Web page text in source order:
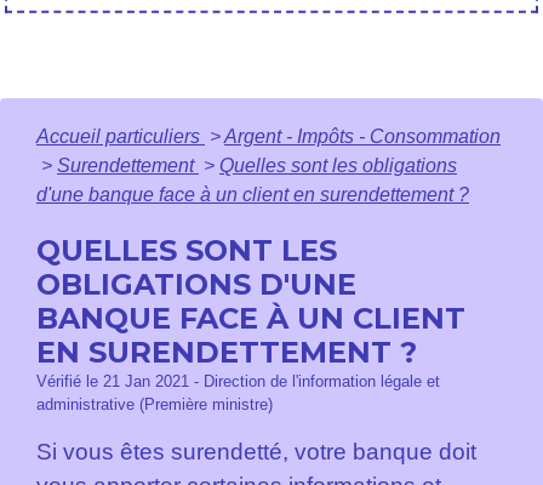
Accueil particuliers >Argent - Impôts - Consommation
> Surendettement > Quelles sont les obligations
d'une banque face à un client en surendettement ?
QUELLES SONT LES
OBLIGATIONS D'UNE
BANQUE FACE À UN CLIENT
EN SURENDETTEMENT ?
Vérifié le 21 Jan 2021 - Direction de l'information légale et
administrative (Première ministre)
Si vous êtes surendetté, votre banque doit